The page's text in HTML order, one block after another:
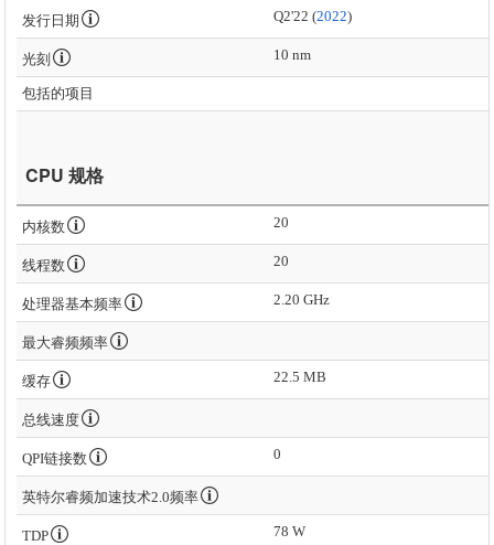
发行日期 Q2'22 (2022)
光刻 10 nm
包括的项目
CPU 规格
内核数 20
线程数 20
处理器基本频率 2.20 GHz
最大睿频频率
缓存 22.5 MB
总线速度
QPI链接数 0
英特尔睿频加速技术2.0频率
TDP 78 W